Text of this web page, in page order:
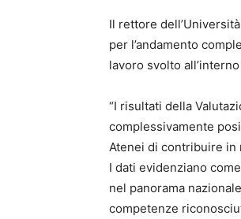
Il rettore
per l’andamento
lavoro svolto
“I risultati della
complessivamente
Atenei di contribuire in
I dati evidenziano
nel panorama
competenze